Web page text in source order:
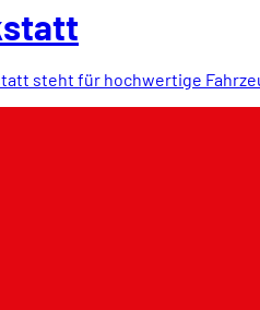
steht für hochwertige